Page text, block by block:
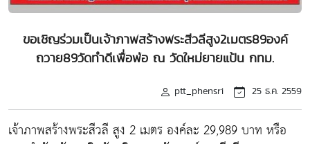
ขอเชิญร่วมเป็นเจ้าภาพสร้างพระสีวลีสูง2เมตร89องค์
ถวาย89วัดทำดีเพื่อพ่อ ณ วัดใหม่ยายแป้น กทม.
ptt_phensri 25 ธ.ค. 2559
เจ้าภาพสร้างพระสีวลี สูง 2 เมตร องค์ละ 29,989 บาท หรือ